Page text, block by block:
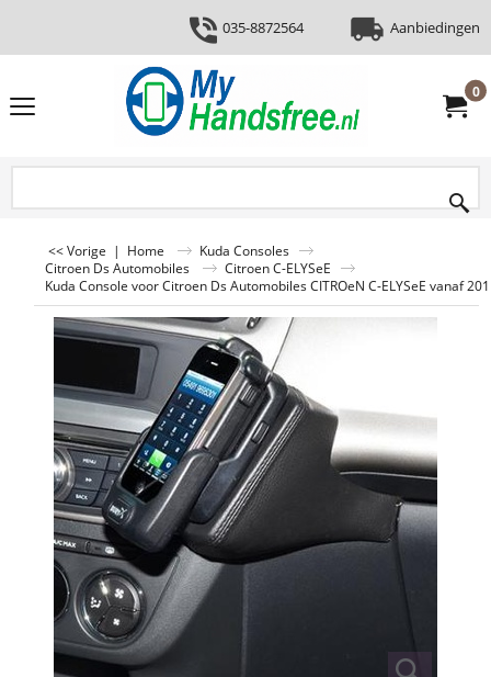
035-8872564 Aanbiedingen
0
<< Vorige | Home
Kuda Consoles
Citroen Ds Automobiles
Citroen C-ELYSeE
Kuda Console voor Citroen Ds Automobiles CITROeN C-ELYSeE vanaf